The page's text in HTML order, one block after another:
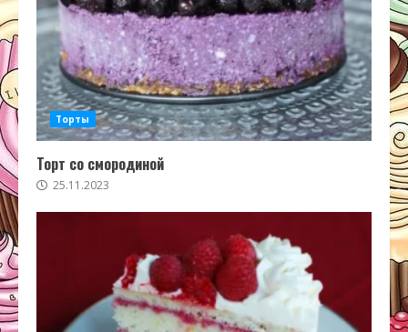
Торты
Торт со смородиной
25.11.2023